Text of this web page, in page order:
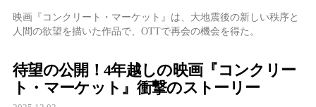
映画『コンクリート・マーケット』は、大地震後の新しい秩序と
人間の欲望を描いた作品で、OTTで再会の機会を得た。
待望の公開！4年越しの映画『コンクリー
ト・マーケット』衝撃のストーリー